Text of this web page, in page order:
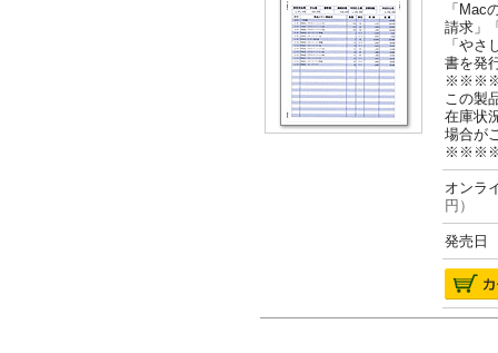
「Mac
請求」
「や
書を発
この製
在庫状
場合が
オン
円）
発売日